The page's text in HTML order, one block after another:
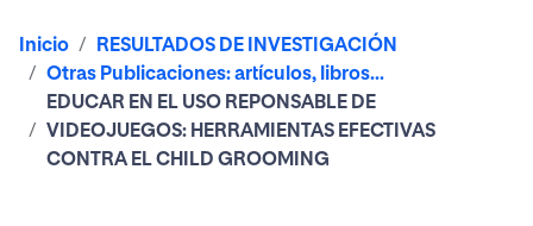
Inicio
RESULTADOS DE INVESTIGACIÓN
Otras Publicaciones: artículos, libros...
EDUCAR EN EL USO REPONSABLE DE
VIDEOJUEGOS: HERRAMIENTAS EFECTIVAS
CONTRA EL CHILD GROOMING